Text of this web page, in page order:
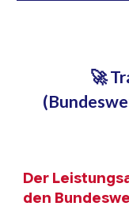
🚀
Der
den